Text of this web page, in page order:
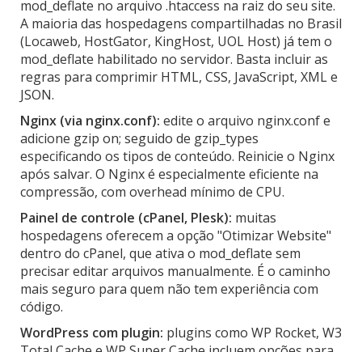
mod_deflate no arquivo .htaccess na raiz do seu site.
A maioria das hospedagens compartilhadas no Brasil
(Locaweb, HostGator, KingHost, UOL Host) já tem o
mod_deflate habilitado no servidor. Basta incluir as
regras para comprimir HTML, CSS, JavaScript, XML e
JSON.
Nginx (via nginx.conf): edite o arquivo nginx.conf e
adicione gzip on; seguido de gzip_types
especificando os tipos de conteúdo. Reinicie o Nginx
após salvar. O Nginx é especialmente eficiente na
compressão, com overhead mínimo de CPU.
Painel de controle (cPanel, Plesk): muitas
hospedagens oferecem a opção "Otimizar Website"
dentro do cPanel, que ativa o mod_deflate sem
precisar editar arquivos manualmente. É o caminho
mais seguro para quem não tem experiência com
código.
WordPress com plugin: plugins como WP Rocket, W3